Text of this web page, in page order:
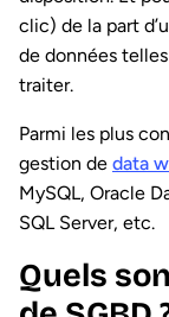
clic) de la part
de données
traiter.
Parmi les plus
gestion de data
MySQL, Oracle
SQL Server, etc.
Quels